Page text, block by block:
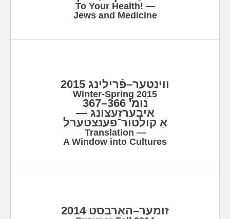
To Your Health! —
Jews and Medicine
ווינטער–פֿרילינג 2015
Winter-Spring 2015
נומ' 366–367
איבערזעצונג —
אַ קולטור־פֿענצטערל
Translation —
A Window into Cultures
זומער–האַרבסט 2014